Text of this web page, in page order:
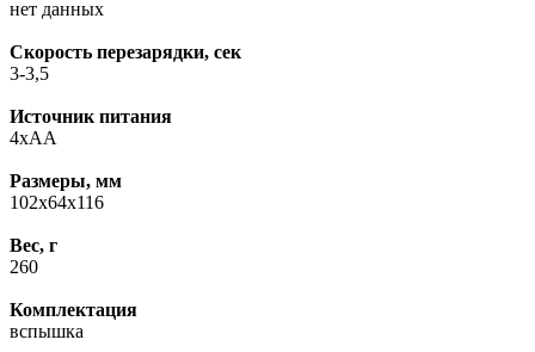
нет данных
Скорость перезарядки, сек
3-3,5
Источник питания
4xAA
Размеры, мм
102x64x116
Вес, г
260
Комплектация
вспышка